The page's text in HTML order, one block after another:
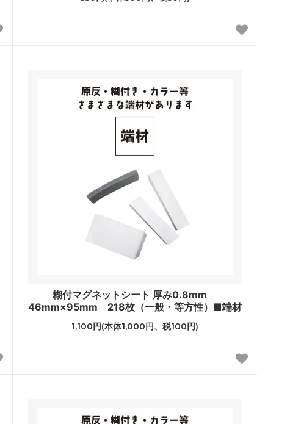
糊付マグネットシート 厚み0.8mm
46mm×95mm 218枚（一般・等方性）■端材
1,100円(本体1,000円、税100円)